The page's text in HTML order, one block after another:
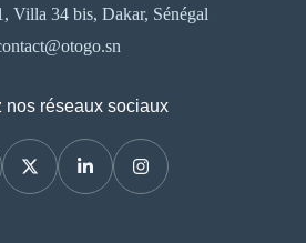
Villa 34 bis, Dakar, Sénégal
nos réseaux sociaux